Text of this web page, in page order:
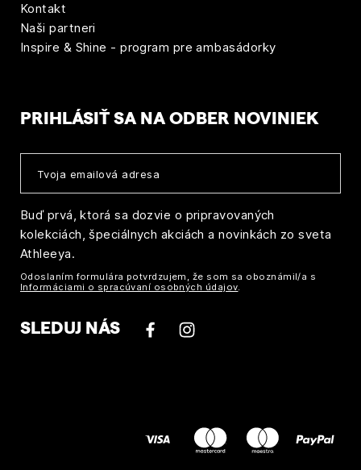
Kontakt
Naši partneri
Inspire & Shine - program pre ambasádorky
PRIHLÁSIŤ SA NA ODBER NOVINIEK
Buď prvá, ktorá sa dozvie o pripravovaných
kolekciách, špeciálnych akciách a novinkách zo sveta
Athleeya.
Odoslaním formulára potvrdzujem, že som sa oboznámil/a s
Informáciami o spracúvaní osobných údajov
SLEDUJ NÁS